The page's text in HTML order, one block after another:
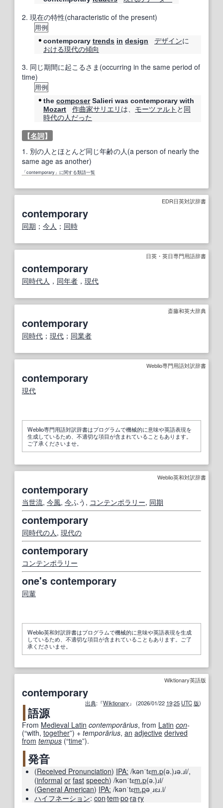
2. 現在の特性(characteristic of the present)
用例
contemporary trends in design デザインに
おける現代の傾向
3. 同じ期間に起こるさま(occurring in the same period of
time)
用例
the composerSalieri was contemporary with
Mozart
作曲家サリエリ は、 モーツァルト と 同
時代の人だった
【名詞】
1. 別の人とほとんど同じ年齢の人(a person of nearly the
same age as another)
「contemporary」に関する類語一覧
EDR日英対訳辞書
contemporary
同期 ； 今人 ； 同時
日英・英日専門用語辞書
contemporary
同時代人 ， 同年者 ， 現代
斎藤和英大辞典
contemporary
同時代 ； 現代 ； 同業者
Weblio専門用語対訳辞書
contemporary
現代
Weblio専門用語対訳辞書はプログラムで機械的に意味や英語表現を
生成しているため、不適切な項目が含まれていることもあります。
ご了承くださいませ。
Weblio英和対訳辞書
contemporary
当世流, 今風, 今ふう, コンテンポラリー, 同期
contemporary
同時代の人, 現代の
contemporary
コンテンポラリー
one's contemporary
同輩
Weblio英和対訳辞書はプログラムで機械的に意味や英語表現を生成
しているため、不適切な項目が含まれていることもあります。ご了
承くださいませ。
Wiktionary英語版
contemporary
出典:『Wiktionary』 (2026/01/22 19:25 UTC 版)
語源
From Medieval Latin contemporārius, from Latin con-
(“with, together”) + temporārius, an adjective derived
from tempus (“time”).
発音
(Received Pronunciation) IPA: /kənˈtɛm.p(ə.)ɹə.ɹi/,
(informal or fast speech) /kənˈtɛm.p(ə.)ɹi/
(General American) IPA: /kənˈtɛm.pəˌɹɛɹ.i/
ハイフネーション: con‧tem‧po‧ra‧ry